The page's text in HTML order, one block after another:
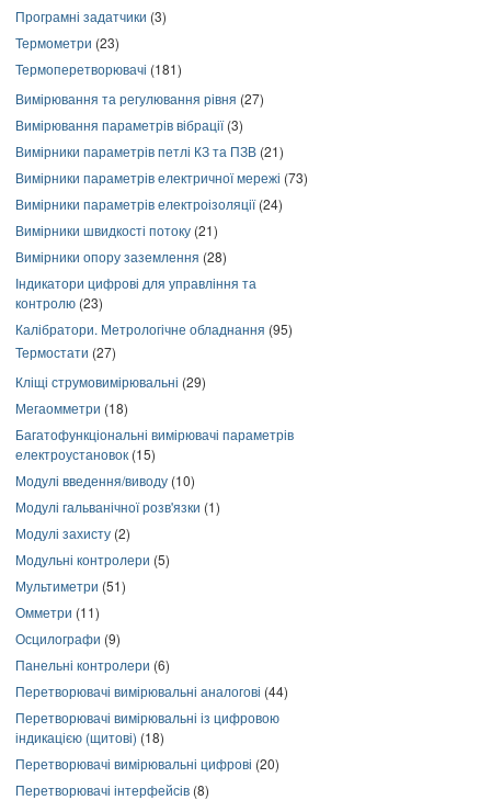
Програмні задатчики (3)
Термометри (23)
Термоперетворювачі (181)
Вимірювання та регулювання рівня (27)
Вимірювання параметрів вібрації(3)
Вимірники параметрів петлі КЗ та ПЗВ (21)
Вимірники параметрів електричної мережі (73)
Вимірники параметрів електроізоляції(24)
Вимірники швидкості потоку (21)
Вимірники опору заземлення (28)
Індикатори цифрові для управління та
контролю (23)
Калібратори. Метрологічне обладнання (95)
Термостати (27)
Кліщі струмовимірювальні (29)
Мегаомметри (18)
Багатофункціональні вимірювачі параметрів
електроустановок (15)
Модулі введення/виводу (10)
Модулі гальванічної розв'язки (1)
Модулі захисту (2)
Модульні контролери (5)
Мультиметри (51)
Омметри (11)
Осцилографи (9)
Панельні контролери (6)
Перетворювачі вимірювальні аналогові (44)
Перетворювачі вимірювальні із цифровою
індикацією (щитові) (18)
Перетворювачі вимірювальні цифрові (20)
Перетворювачі інтерфейсів (8)